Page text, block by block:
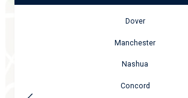
Dover
Manchester
Nashua
Concord